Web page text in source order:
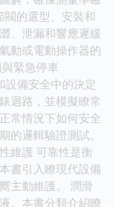
閥的選型、安裝和
、泄漏和響應遲緩
動或電動操作器的
緊急停車
設備安全中的決定
迴路，並模擬瞭常
常情況下如何安全
的邏輯驗證測試。
維護 可靠性是衡
書引入瞭現代設備
主動維護。 潤滑
。本書分類介紹瞭